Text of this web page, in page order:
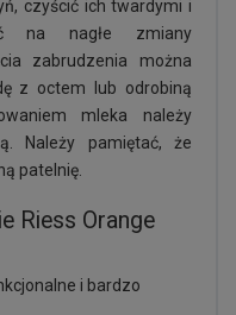
czyścić ich twardymi i
na nagłe zmiany
zabrudzenia można
z octem lub odrobiną
mleka należy
Należy pamiętać, że
patelnię.
Riess Orange
i bardzo